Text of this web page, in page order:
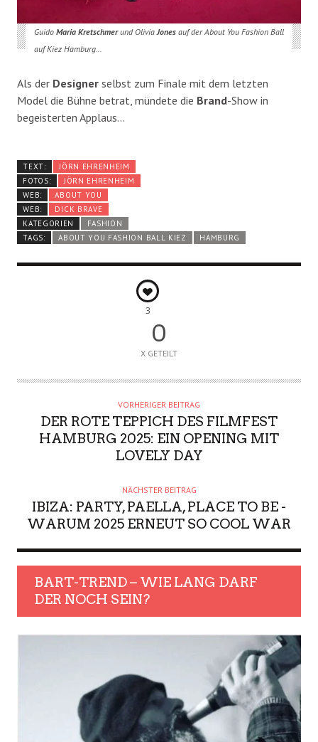
Guido Maria Kretschmerund OliviaJonesauf der About You Fashion Ball
auf Kiez Hamburg…
Als der Designer selbst zum Finale mit dem letzten
Model die Bühne betrat, mündete die Brand-Show in
begeisterten Applaus…
TEXT:
JÖRN EHRENHEIM
FOTOS:
JÖRN EHRENHEIM
WEB:
ABOUT YOU
WEB:
DICK BRAVE
KATEGORIEN
FASHION
TAGS:
ABOUT YOU FASHION BALL KIEZ HAMBURG
3
0
X GETEILT
VORHERIGER BEITRAG
DER ROTE TEPPICH DES FILMFEST
HAMBURG 2025: EIN OPENING MIT
LOVELY DAY
NÄCHSTER BEITRAG
IBIZA: PARTY, PAELLA, PLACE TO BE -
WARUM 2025 ERNEUT SO COOL WAR
BART-TREND – WIE LANG DARF
DER NOCH SEIN?